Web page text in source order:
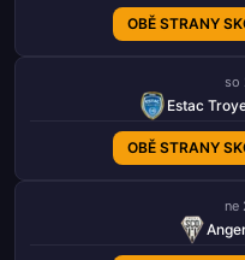
OBĚ STRANY
so
Estac
OBĚ STRANY
ne